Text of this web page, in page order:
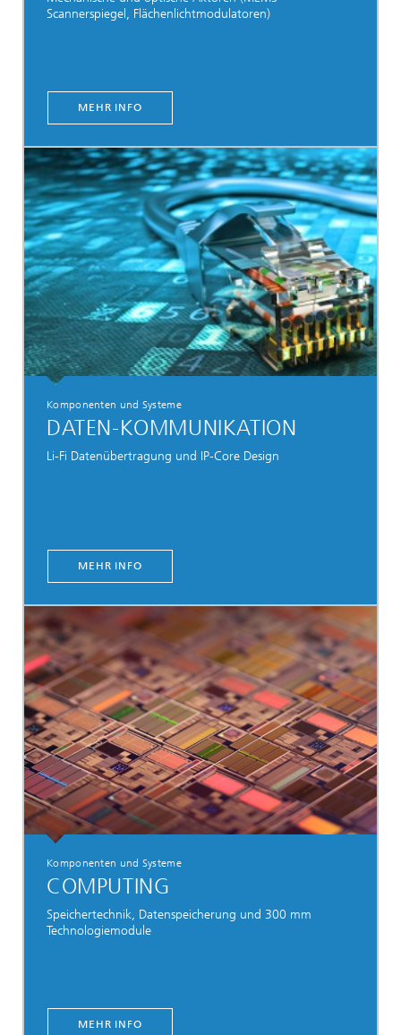
Scannerspiegel, Flächenlichtmodulatoren)
MEHR INFO
Komponenten und Systeme
DATEN-KOMMUNIKATION
Li-Fi Datenübertragung und IP-Core Design
MEHR INFO
Komponenten und Systeme
COMPUTING
Speichertechnik, Datenspeicherung und 300 mm
Technologiemodule
MEHR INFO